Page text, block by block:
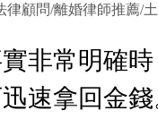
非常明確時
速拿回金錢